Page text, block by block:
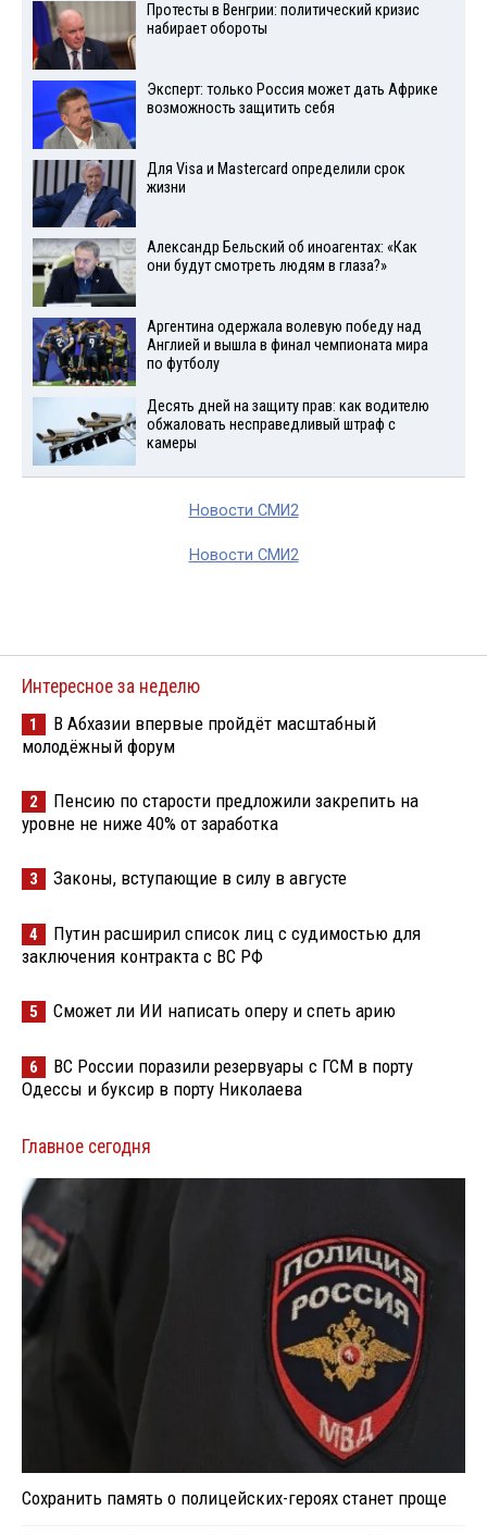
Протесты в Венгрии: политический кризис
набирает обороты
Эксперт: только Россия может дать Африке
возможность защитить себя
Для Visа и Mastercard определили срок
жизни
Александр Бельский об иноагентах: «Как
они будут смотреть людям в глаза?»
Аргентина одержала волевую победу над
Англией и вышла в финал чемпионата мира
по футболу
Десять дней на защиту прав: как водителю
обжаловать несправедливый штраф с
камеры
Новости СМИ2
Новости СМИ2
Интересное за неделю
1
В Абхазии впервые пройдёт масштабный
молодёжный форум
2
Пенсию по старости предложили закрепить на
уровне не ниже 40% от заработка
3 Законы, вступающие в силу в августе
4
Путин расширил список лиц с судимостью для
заключения контракта с ВС РФ
5 Сможет ли ИИ написать оперу и спеть арию
6
ВС России поразили резервуары с ГСМ в порту
Одессы и буксир в порту Николаева
Главное сегодня
Сохранить память о полицейских-героях станет проще